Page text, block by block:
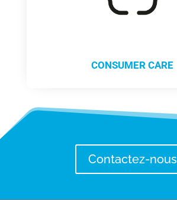
CONSUMER CARE
Contactez-nous